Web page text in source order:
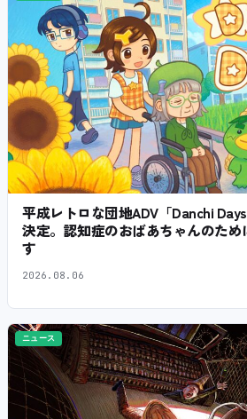
平成レトロな団地ADV「Danchi
決定。認知症のおばあちゃんのた
す
2026.08.06
ニュース